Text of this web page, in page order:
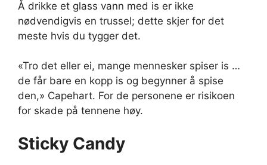
Å drikke et glass vann med is er ikke
nødvendigvis en trussel; dette skjer for det
meste hvis du tygger det.
«Tro det eller ei, mange mennesker spiser is …
de får bare en kopp is og begynner å spise
den,» Capehart. For de personene er risikoen
for skade på tennene høy.
Sticky Candy